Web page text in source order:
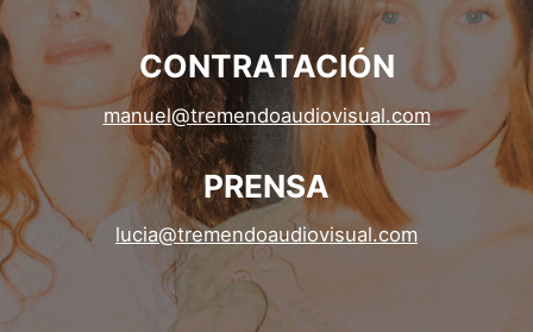
CONTRATACIÓN
manuel@tremendoaudiovisual.com
PRENSA
lucia@tremendoaudiovisual.com